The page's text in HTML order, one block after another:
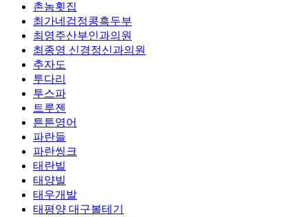
촌놈횟집
최가네검정콩흑두부
최영주산부인과의원
최종영 신경정신과의원
추자도
투다리
투스파
트루젠
튼튼영어
파란들
파란씽크
태란빌
태양빌
태우개발
태평양 대구볼테기